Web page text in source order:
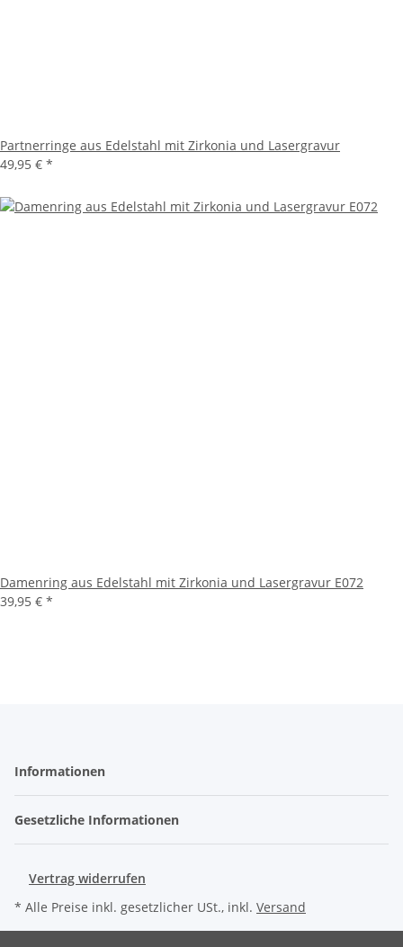
Partnerringe aus Edelstahl mit Zirkonia und Lasergravur
49,95 € *
Damenring aus Edelstahl mit Zirkonia und Lasergravur E072
39,95 € *
Informationen
Gesetzliche Informationen
Vertrag widerrufen
* Alle Preise inkl. gesetzlicher USt., inkl. Versand